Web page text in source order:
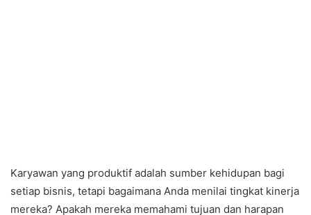
Karyawan yang produktif adalah sumber kehidupan bagi
setiap bisnis, tetapi bagaimana Anda menilai tingkat kinerja
mereka? Apakah mereka memahami tujuan dan harapan